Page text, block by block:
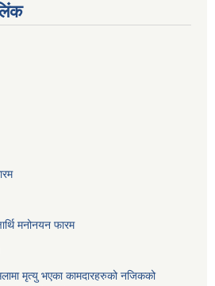
मनोनयन फारम
मृत्यु भएका कामदारहरुको नजिकको